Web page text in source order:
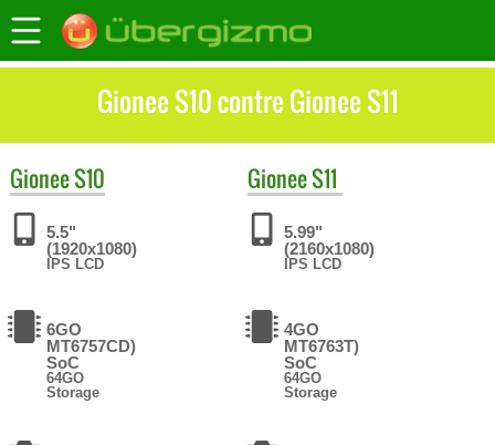
Gionee S10 contre Gionee S11
GioneeS10
5.5"
(1920x1080)
IPS LCD
6GO
MT6757CD)
SoC
64GO
Storage
GioneeS11
5.99"
(2160x1080)
IPS LCD
4GO
MT6763T)
SoC
64GO
Storage